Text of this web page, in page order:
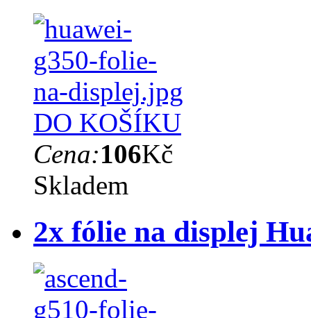
DO KOŠÍKU
Cena:106Kč
Skladem
2x fólie na displej